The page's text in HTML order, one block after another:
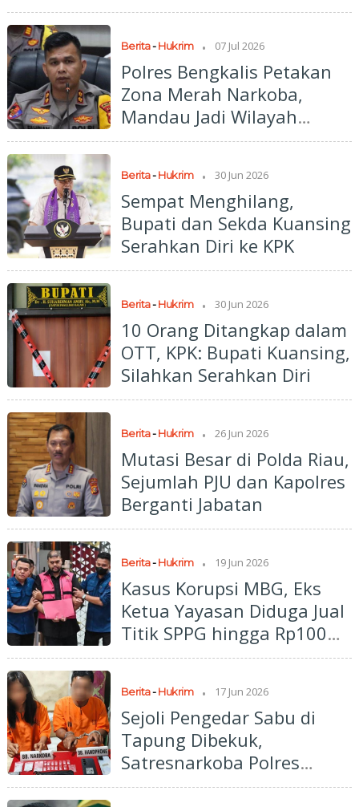
Berita-Hukrim . 07 Jul 2026
Polres Bengkalis Petakan
Zona Merah Narkoba,
Mandau Jadi Wilayah
Paling Rawan
Berita-Hukrim . 30 Jun 2026
Sempat Menghilang,
Bupati dan Sekda Kuansing
Serahkan Diri ke KPK
Berita-Hukrim . 30 Jun 2026
10 Orang Ditangkap dalam
OTT, KPK: Bupati Kuansing,
Silahkan Serahkan Diri
Berita-Hukrim . 26 Jun 2026
Mutasi Besar di Polda Riau,
Sejumlah PJU dan Kapolres
Berganti Jabatan
Berita-Hukrim . 19 Jun 2026
Kasus Korupsi MBG, Eks
Ketua Yayasan Diduga Jual
Titik SPPG hingga Rp100
Juta per Lokasi
Berita-Hukrim . 17 Jun 2026
Sejoli Pengedar Sabu di
Tapung Dibekuk,
Satresnarkoba Polres
Kampar Sita 16 Paket